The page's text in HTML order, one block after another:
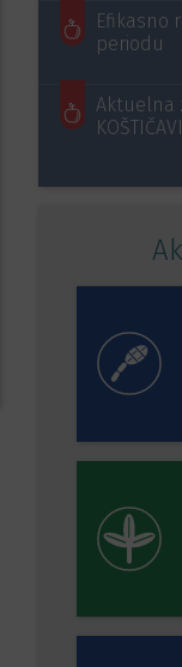
Efikasno
periodu
Aktuelna